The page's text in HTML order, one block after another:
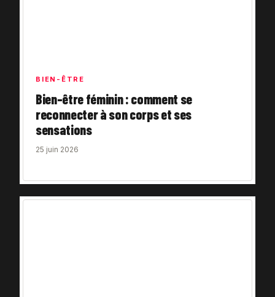
BIEN-ÊTRE
Bien-être féminin : comment se
reconnecter à son corps et ses
sensations
25 juin 2026